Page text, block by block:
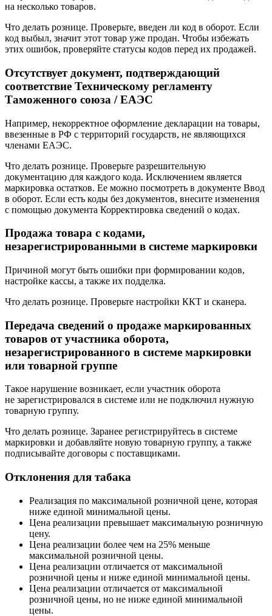
на несколько товаров.
Что делать рознице. Проверьте, введен ли код в оборот. Если
код выбыл, значит этот товар уже продан. Чтобы избежать
этих ошибок, проверяйте статусы кодов перед их продажей.
Отсутствует документ, подтверждающий
соответствие Техническому регламенту
Таможенного союза / ЕАЭС
Например, некорректное оформление декларации на товары,
ввезенные в РФ с территорий государств, не являющихся
членами ЕАЭС.
Что делать рознице. Проверьте разрешительную
документацию для каждого кода. Исключением является
маркировка остатков. Ее можно посмотреть в документе Ввод
в оборот. Если есть коды без документов, внесите изменения
с помощью документа Корректировка сведений о кодах.
Продажа товара с кодами,
незарегистрированными в системе маркировки
Причиной могут быть ошибки при формировании кодов,
настройке кассы, а также их подделка.
Что делать рознице. Проверьте настройки ККТ и сканера.
Передача сведений о продаже маркированных
товаров от участника оборота,
незарегистрированного в системе маркировки
или товарной группе
Такое нарушение возникает, если участник оборота
не зарегистрировался в системе или не подключил нужную
товарную группу.
Что делать рознице. Заранее регистрируйтесь в системе
маркировки и добавляйте новую товарную группу, а также
подписывайте договоры с поставщиками.
Отклонения для табака
Реализация по максимальной розничной цене, которая
ниже единой минимальной цены.
Цена реализации превышает максимальную розничную
цену.
Цена реализации более чем на 25% меньше
максимальной розничной цены.
Цена реализации отличается от максимальной
розничной цены и ниже единой минимальной цены.
Цена реализации отличается от максимальной
розничной цены, но не ниже единой минимальной
цены.